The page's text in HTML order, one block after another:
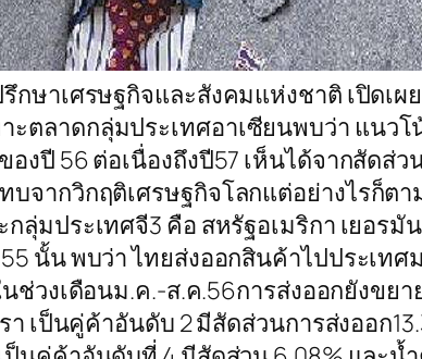
กษาเศรษฐกิจและสังคมแห่งชาติ เปิดเ
ะตลาดกลุ่มประเทศอาเซียนพบว่า แน
งปี 56 ต่อเนื่องถึงปี57 เห็นได้จากสัดส่
บจากวิกฤติเศรษฐกิจโลกแต่อย่างไรก็
กลุ่มประเทศจี3 คือ สหรัฐอเมริกา เยอ
นั้น พบว่า ไทยส่งออกสินค้าไปประเท
นช่วงเดือนม.ค.-ส.ค.56การส่งออกยังข
รา เป็นคู่ค้าอันดับ 2 มีสัดส่วนการส่งออก